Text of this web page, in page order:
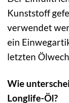
Kunststoff
verwendet
ein
letzten
Wie
Longlife-Öl?